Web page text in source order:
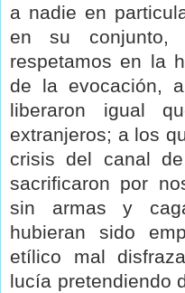
a nadie en
en su conjunto,
respetamos en la
de la evocación,
liberaron igual
extranjeros; a los
crisis del canal
sacrificaron por
sin armas y
hubieran sido
etílico mal
lucía pretendiendo